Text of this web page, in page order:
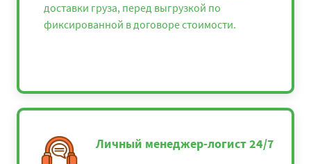
доставки груза, перед выгрузкой по
фиксированной в договоре стоимости.
Личный менеджер-логист 24/7